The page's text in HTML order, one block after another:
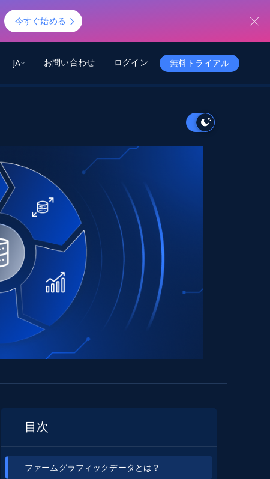
今すぐ始める
JA
リアルタイムのECインサイトとAI搭載レコ
マネージドデータサービス
カスタマイズされたエンタープライズグレ
ードのデータ収集
Deep Lookup BETA
ウェブデータで複雑検索
Demo Agents
Integrations
Managed Data
Acquisition
から始まる
パートナープログラム
トラストセンター
SDK Bright
Bright Initiative
ログイン
お問い合わせ 無料トライアル
目次
ファームグラフィックデータとは？